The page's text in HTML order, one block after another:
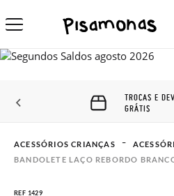
TROCAS E
GRÁTIS
ACESSÓRIOS CRIANÇAS
BANDOLETE LAÇO REBORDO
REF 1429